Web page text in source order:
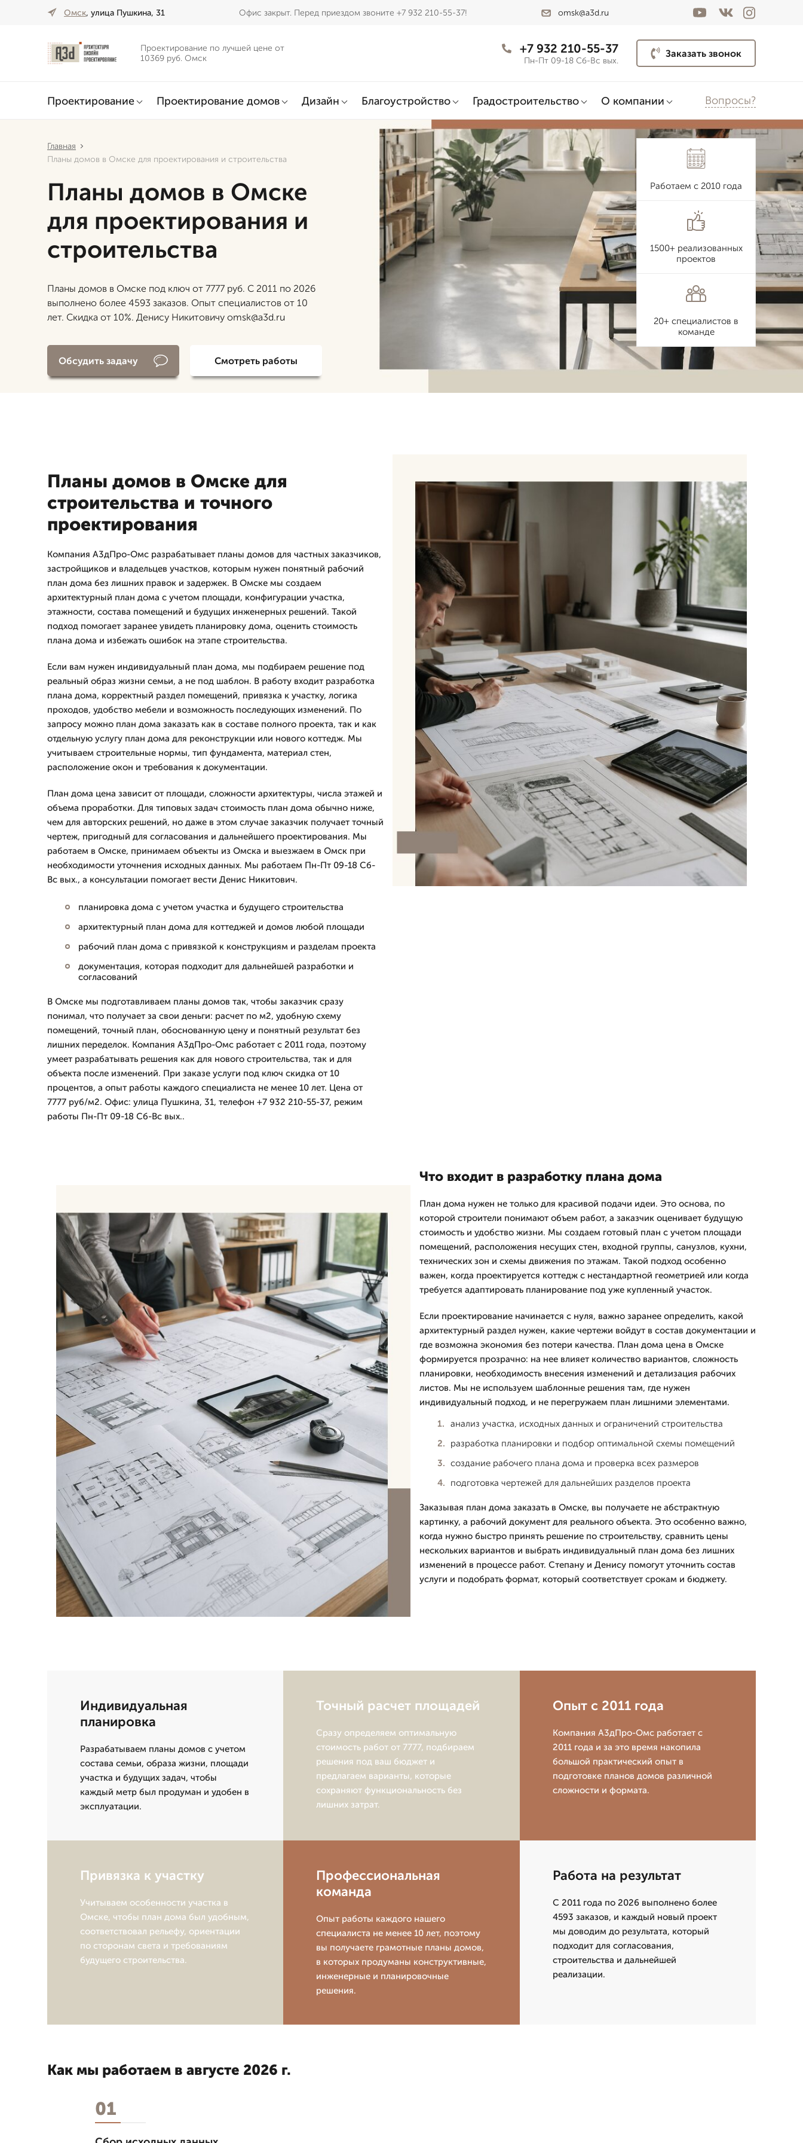
Омск, улица Пушкина, 31 Офис закрыт. Перед приездом звоните +7 932 210-55-37! omsk@a3d.ru
Проектирование по лучшей цене от
10369 руб. Омск
+7 932 210-55-37
Пн-Пт 09-18 Сб-Вс вых.
Заказать звонок
Проектирование Проектирование домов Дизайн Благоустройство Градостроительство О компании Вопросы?
Главная
Планы домов в Омске для проектирования и строительства
Планы домов в Омске
для проектирования и
строительства
Планы домов в Омске под ключ от 7777 руб. С 2011 по 2026
выполнено более 4593 заказов. Опыт специалистов от 10
лет. Скидка от 10%. Денису Никитовичу omsk@a3d.ru
Обсудить задачу Смотреть работы
Работаем с 2010 года
1500+ реализованных
проектов
20+ специалистов в
команде
Планы домов в Омске для
строительства и точного
проектирования
Компания А3дПро-Омс разрабатывает планы домов для частных заказчиков,
застройщиков и владельцев участков, которым нужен понятный рабочий
план дома без лишних правок и задержек. В Омске мы создаем
архитектурный план дома с учетом площади, конфигурации участка,
этажности, состава помещений и будущих инженерных решений. Такой
подход помогает заранее увидеть планировку дома, оценить стоимость
плана дома и избежать ошибок на этапе строительства.
Если вам нужен индивидуальный план дома, мы подбираем решение под
реальный образ жизни семьи, а не под шаблон. В работу входит разработка
плана дома, корректный раздел помещений, привязка к участку, логика
проходов, удобство мебели и возможность последующих изменений. По
запросу можно план дома заказать как в составе полного проекта, так и как
отдельную услугу план дома для реконструкции или нового коттедж. Мы
учитываем строительные нормы, тип фундамента, материал стен,
расположение окон и требования к документации.
План дома цена зависит от площади, сложности архитектуры, числа этажей и
объема проработки. Для типовых задач стоимость план дома обычно ниже,
чем для авторских решений, но даже в этом случае заказчик получает точный
чертеж, пригодный для согласования и дальнейшего проектирования. Мы
работаем в Омске, принимаем объекты из Омска и выезжаем в Омск при
необходимости уточнения исходных данных. Мы работаем Пн-Пт 09-18 Сб-
Вс вых., а консультации помогает вести Денис Никитович.
планировка дома с учетом участка и будущего строительства
архитектурный план дома для коттеджей и домов любой площади
рабочий план дома с привязкой к конструкциям и разделам проекта
документация, которая подходит для дальнейшей разработки и
согласований
В Омске мы подготавливаем планы домов так, чтобы заказчик сразу
понимал, что получает за свои деньги: расчет по м2, удобную схему
помещений, точный план, обоснованную цену и понятный результат без
лишних переделок. Компания А3дПро-Омс работает с 2011 года, поэтому
умеет разрабатывать решения как для нового строительства, так и для
объекта после изменений. При заказе услуги под ключ скидка от 10
процентов, а опыт работы каждого специалиста не менее 10 лет. Цена от
7777 руб/м2. Офис: улица Пушкина, 31, телефон +7 932 210-55-37, режим
работы Пн-Пт 09-18 Сб-Вс вых..
Что входит в разработку плана дома
План дома нужен не только для красивой подачи идеи. Это основа, по
которой строители понимают объем работ, а заказчик оценивает будущую
стоимость и удобство жизни. Мы создаем готовый план с учетом площади
помещений, расположения несущих стен, входной группы, санузлов, кухни,
технических зон и схемы движения по этажам. Такой подход особенно
важен, когда проектируется коттедж с нестандартной геометрией или когда
требуется адаптировать планирование под уже купленный участок.
Если проектирование начинается с нуля, важно заранее определить, какой
архитектурный раздел нужен, какие чертежи войдут в состав документации и
где возможна экономия без потери качества. План дома цена в Омске
формируется прозрачно: на нее влияет количество вариантов, сложность
планировки, необходимость внесения изменений и детализация рабочих
листов. Мы не используем шаблонные решения там, где нужен
индивидуальный подход, и не перегружаем план лишними элементами.
анализ участка, исходных данных и ограничений строительства
разработка планировки и подбор оптимальной схемы помещений
создание рабочего плана дома и проверка всех размеров
подготовка чертежей для дальнейших разделов проекта
Заказывая план дома заказать в Омске, вы получаете не абстрактную
картинку, а рабочий документ для реального объекта. Это особенно важно,
когда нужно быстро принять решение по строительству, сравнить цены
нескольких вариантов и выбрать индивидуальный план дома без лишних
изменений в процессе работ. Степану и Денису помогут уточнить состав
услуги и подобрать формат, который соответствует срокам и бюджету.
Индивидуальная
планировка
Разрабатываем планы домов с учетом
состава семьи, образа жизни, площади
участка и будущих задач, чтобы
каждый метр был продуман и удобен в
эксплуатации.
Точный расчет площадей
Сразу определяем оптимальную
стоимость работ от 7777, подбираем
решения под ваш бюджет и
предлагаем варианты, которые
сохраняют функциональность без
лишних затрат.
Опыт с 2011 года
Компания А3дПро-Омс работает с
2011 года и за это время накопила
большой практический опыт в
подготовке планов домов различной
сложности и формата.
Привязка к участку
Учитываем особенности участка в
Омске, чтобы план дома был удобным,
соответствовал рельефу, ориентации
по сторонам света и требованиям
будущего строительства.
Профессиональная
команда
Опыт работы каждого нашего
специалиста не менее 10 лет, поэтому
вы получаете грамотные планы домов,
в которых продуманы конструктивные,
инженерные и планировочные
решения.
Работа на результат
С 2011 года по 2026 выполнено более
4593 заказов, и каждый новый проект
мы доводим до результата, который
подходит для согласования,
строительства и дальнейшей
реализации.
Как мы работаем в августе 2026 г.
01